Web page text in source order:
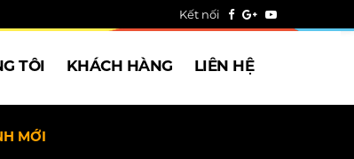
Kết nối
TÔI KHÁCH HÀNG LIÊN HỆ
MỚI